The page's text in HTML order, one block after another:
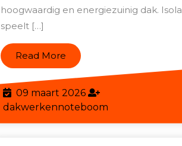
hoogwaardig en energiezuinig dak.
speelt […]
Read More Read
More
09 maart 202609
maart
2026
dakwerkennoteboom